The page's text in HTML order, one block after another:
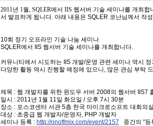
2011년 1월, SQLER에서 IIS 웹서버 기술 세미나를 개최합
서 발표하게 됩니다. 아래 내용은 SQLER 코난님께서 작
10회 정기 오프라인 기술 나눔 세미나
SQLER에서 IIS 웹서버 기술 세미나를 개최합니다.
커뮤니티에서 시도하는 IIS 개발/운영 관련 세미나 역시
다양한 활동 역시 진행할 예정에 있으니, 많은 관심 부탁
제목 : 웹 개발자를 위한 윈도우 서버 2008의 웹서버 IIS7
일시 : 2011년 1월 11일 화요일 / 오후 7시 30분
장소 : 포스코센터 서관 5층 한국 마이크로소프트 대회의실
대상 : 초중급 웹 개발자/운영자, PHP 개발자
세미나 등록 : http://onoffmix.com/event/2157 중간의 "